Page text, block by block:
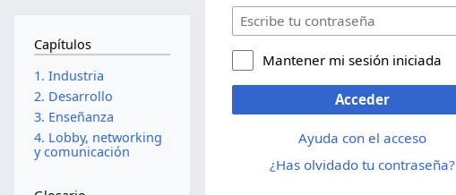
Mantener mi sesión iniciada
Acceder
Ayuda con el acceso
¿Has olvidado tu contraseña?
Capítulos
1. Industria
2. Desarrollo
3. Enseñanza
4. Lobby, networking
y comunicación